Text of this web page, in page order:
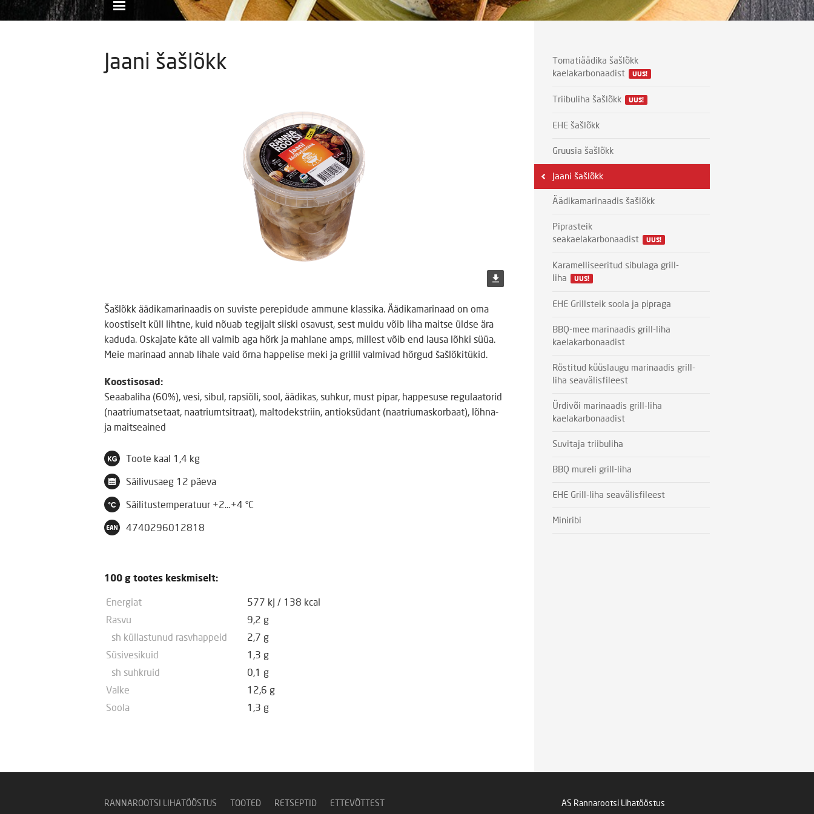
Tomatiäädika šašlõkk
kaelakarbonaadist
UUS!
Triibuliha šašlõkk UUS!
EHE šašlõkk
Gruusia šašlõkk
Jaani šašlõkk
Äädikamarinaadis šašlõkk
Piprasteik
seakaelakarbonaadist
UUS!
Karamelliseeritud sibulaga grill-
liha
UUS!
EHE Grillsteik soola ja pipraga
BBQ-mee marinaadis grill-liha
kaelakarbonaadist
Röstitud küüslaugu marinaadis grill-
liha seavälisfileest
Ürdivõi marinaadis grill-liha
kaelakarbonaadist
Suvitaja triibuliha
BBQ mureli grill-liha
EHE Grill-liha seavälisfileest
Miniribi
Jaani šašlõkk
Šašlõkk äädikamarinaadis on suviste perepidude ammune klassika. Äädikamarinaad on oma
koostiselt küll lihtne, kuid nõuab tegijalt siiski osavust, sest muidu võib liha maitse üldse ära
kaduda. Oskajate käte all valmib aga hõrk ja mahlane amps, millest võib end lausa lõhki süüa.
Meie marinaad annab lihale vaid õrna happelise meki ja grillil valmivad hõrgud šašlõkitükid.
Koostisosad:
Seaabaliha (60%), vesi, sibul, rapsiõli, sool, äädikas, suhkur, must pipar, happesuse regulaatorid
(naatriumatsetaat, naatriumtsitraat), maltodekstriin, antioksüdant (naatriumaskorbaat), lõhna-
ja maitseained
Toote kaal 1,4 kg
Säilivusaeg 12 päeva
Säilitustemperatuur +2…+4 °C
4740296012818
100 g tootes keskmiselt:
Energiat 577 kJ / 138 kcal
Rasvu
9,2 g
sh küllastunud rasvhappeid
2,7 g
Süsivesikuid
1,3 g
sh suhkruid
0,1 g
Valke
12,6 g
Soola
1,3 g
RANNAROOTSI LIHATÖÖSTUS TOOTED RETSEPTID ETTEVÕTTEST AS Rannarootsi Lihatööstus